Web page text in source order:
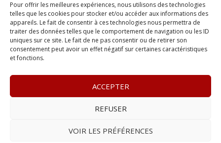
Pour offrir les meilleures expériences, nous utilisons des technologies
telles que les cookies pour stocker et/ou accéder aux informations des
appareils. Le fait de consentir à ces technologies nous permettra de
traiter des données telles que le comportement de navigation ou les ID
uniques sur ce site. Le fait de ne pas consentir ou de retirer son
consentement peut avoir un effet négatif sur certaines caractéristiques
et fonctions.
ACCEPTER
REFUSER
VOIR LES PRÉFÉRENCES
– www.lelegis.fr –Zone Franche Cité Dillon
– E-mail :contact@lelegis.fr–